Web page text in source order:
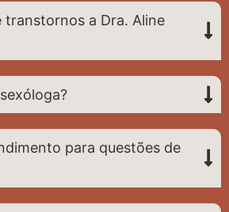
transtornos a Dra. Aline
para questões de